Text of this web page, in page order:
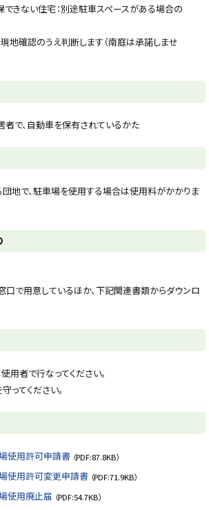
きない住宅：別途駐車スペースがある場合の
地確認のうえ判断します（南庭は承諾しませ
で、自動車を保有されているかた
地で、駐車場を使用する場合は使用料がかかりま
口で用意しているほか、下記関連書類からダウンロ
用者で行なってください。
ってください。
使用許可申請書 （PDF:87.8KB）
使用許可変更申請書 （PDF:71.9KB）
使用廃止届 （PDF:54.7KB）